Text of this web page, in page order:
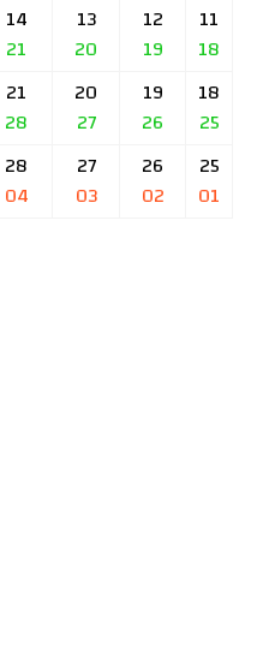
11
18
12
19
13
20
14
21
18
25
19
26
20
27
21
28
25
01
26
02
27
03
28
04